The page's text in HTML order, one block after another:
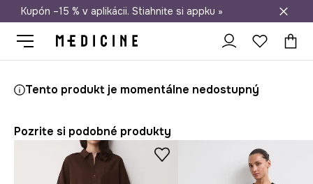
Doprava zadarmo od 50 €
Kupón –15 % v aplikácii. Stiahnite si appku »
Tento produkt je momentálne nedostupný
Pozrite si podobné produkty